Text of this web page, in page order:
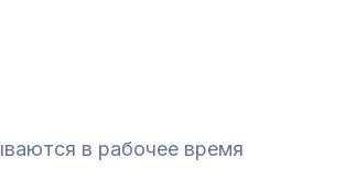
в рабочее время